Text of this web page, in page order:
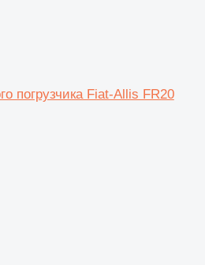
погрузчика Fiat-Allis FR20